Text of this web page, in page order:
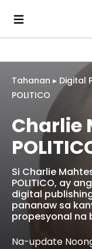
Tahanan ▸ Digital
POLITICO
Charlie
Si Charlie
POLITICO, ay
digital
pananaw sa
propesyonal na
Na-update